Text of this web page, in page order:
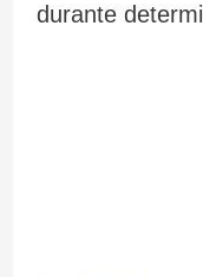
durante